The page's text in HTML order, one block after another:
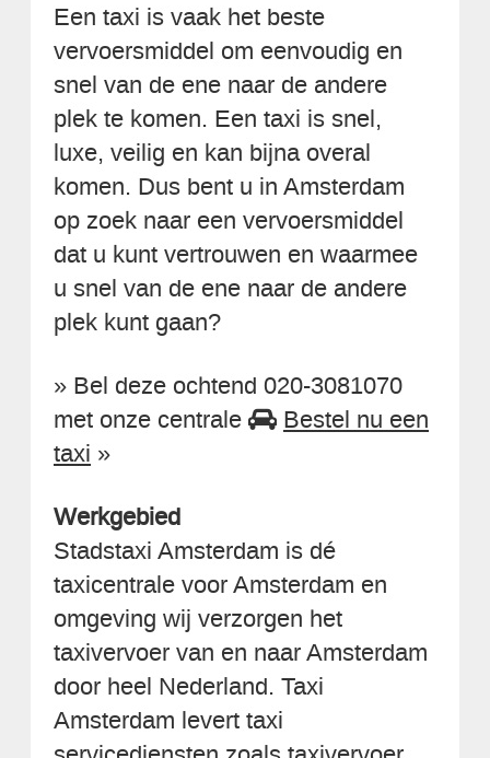
Een taxi is vaak het beste
vervoersmiddel om eenvoudig en
snel van de ene naar de andere
plek te komen. Een taxi is snel,
luxe, veilig en kan bijna overal
komen. Dus bent u in Amsterdam
op zoek naar een vervoersmiddel
dat u kunt vertrouwen en waarmee
u snel van de ene naar de andere
plek kunt gaan?
» Bel deze ochtend 020-3081070
met onze centrale
Bestel nu een
taxi »
Werkgebied
Stadstaxi Amsterdam is dé
taxicentrale voor Amsterdam en
omgeving wij verzorgen het
taxivervoer van en naar Amsterdam
door heel Nederland. Taxi
Amsterdam levert taxi